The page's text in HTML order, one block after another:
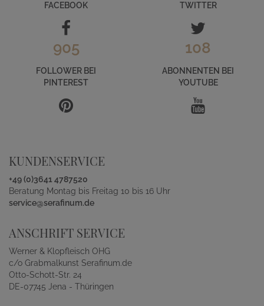
FACEBOOK
TWITTER
905
FOLLOWER BEI
PINTEREST
108
ABONNENTEN BEI
YOUTUBE
KUNDENSERVICE
+49 (0)3641 4787520
Beratung Montag bis Freitag 10 bis 16 Uhr
service@serafinum.de
ANSCHRIFT SERVICE
Werner & Klopfleisch OHG
c/o Grabmalkunst Serafinum.de
Otto-Schott-Str. 24
DE-07745 Jena - Thüringen